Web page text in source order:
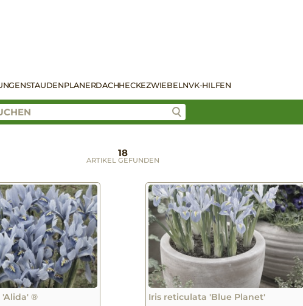
STAUDENPLANERDACHHECKEZWIEBELNVK-HILFEN
18
ARTIKEL GEFUNDEN
'Alida' ® Iris reticulata 'Blue Planet'